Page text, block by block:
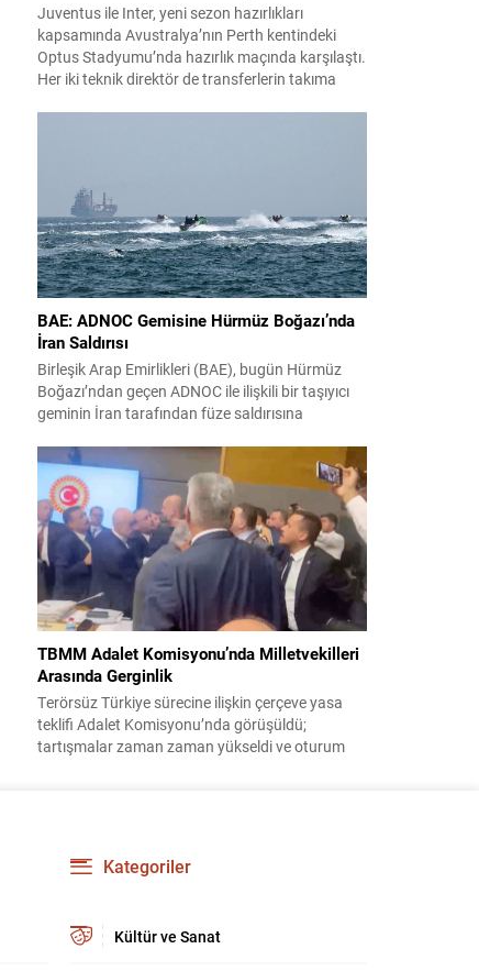
Juventus ile Inter, yeni sezon hazırlıkları
kapsamında Avustralya’nın Perth kentindeki
Optus Stadyumu’nda hazırlık maçında karşılaştı.
Her iki teknik direktör de transferlerin takıma
Yıldız ilk 11’de görev alırken,...
BAE: ADNOC Gemisine Hürmüz Boğazı’nda
İran Saldırısı
Birleşik Arap Emirlikleri (BAE), bugün Hürmüz
Boğazı’ndan geçen ADNOC ile ilişkili bir taşıyıcı
geminin İran tarafından füze saldırısına
alındığını bildirirken saldırıyı kınadı ve Tahran’ı
korsanlıkla suçladı. WAM ajansının aktardığı ilk
açıklamada, ADNOC’a ait bir geminin sabah
saatlerinde hedef alındığı belirtildi; ilerleyen
dakikalarda ise BAE...
TBMM Adalet Komisyonu’nda Milletvekilleri
Arasında Gerginlik
Terörsüz Türkiye sürecine ilişkin çerçeve yasa
teklifi Adalet Komisyonu’nda görüşüldü;
tartışmalar zaman zaman yükseldi ve oturum
arasında söz düellosu başladı; taraflar birbirlerini
sert ifadelerle eleştirdi. Tartışma...
Kategoriler
Kültür ve Sanat